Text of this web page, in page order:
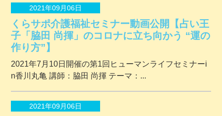
2021年09月06日
くらサポ介護福祉セミナー動画公開【占い王
子「脇田 尚揮」のコロナに立ち向かう “運の
作り方”】
2021年7月10日開催の第1回ヒューマンライフセミナーi
n香川丸亀 講師：脇田 尚揮 テーマ：...
2021年09月06日